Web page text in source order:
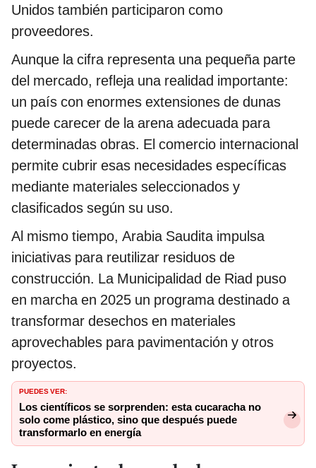
Unidos también participaron como
proveedores.
Aunque la cifra representa una pequeña parte
del mercado, refleja una realidad importante:
un país con enormes extensiones de dunas
puede carecer de la arena adecuada para
determinadas obras. El comercio internacional
permite cubrir esas necesidades específicas
mediante materiales seleccionados y
clasificados según su uso.
Al mismo tiempo, Arabia Saudita impulsa
iniciativas para reutilizar residuos de
construcción. La Municipalidad de Riad puso
en marcha en 2025 un programa destinado a
transformar desechos en materiales
aprovechables para pavimentación y otros
proyectos.
PUEDES VER:
Los científicos se sorprenden: esta cucaracha no
solo come plástico, sino que después puede
transformarlo en energía